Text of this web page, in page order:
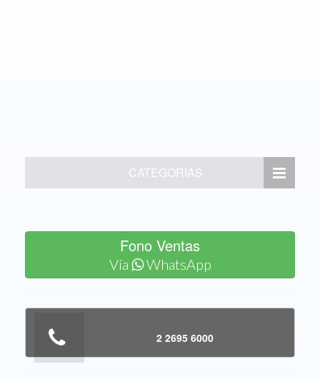
CATEGORIAS
Fono Ventas
Vía WhatsApp
2 2695 6000